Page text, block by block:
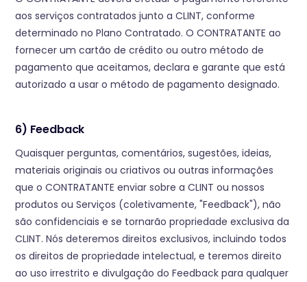
aos serviços contratados junto a CLINT, conforme
determinado no Plano Contratado. O CONTRATANTE ao
fornecer um cartão de crédito ou outro método de
pagamento que aceitamos, declara e garante que está
autorizado a usar o método de pagamento designado.
6) Feedback
Quaisquer perguntas, comentários, sugestões, ideias,
materiais originais ou criativos ou outras informações
que o CONTRATANTE enviar sobre a CLINT ou nossos
produtos ou Serviços (coletivamente, "Feedback"), não
são confidenciais e se tornarão propriedade exclusiva da
CLINT. Nós deteremos direitos exclusivos, incluindo todos
os direitos de propriedade intelectual, e teremos direito
ao uso irrestrito e divulgação do Feedback para qualquer